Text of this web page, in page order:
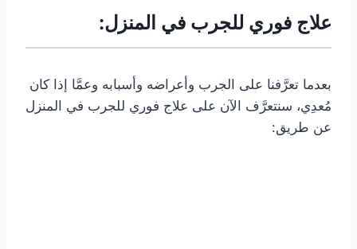
علاج فوري للجرب في المنزل:
بعدما تعرَّفنا على الجرب وأعراضه وأسبابه وعمَّا إذا كان
مُعدِي، سنتعرَّف الآن على علاج فوري للجرب في المنزل
عن طريق: